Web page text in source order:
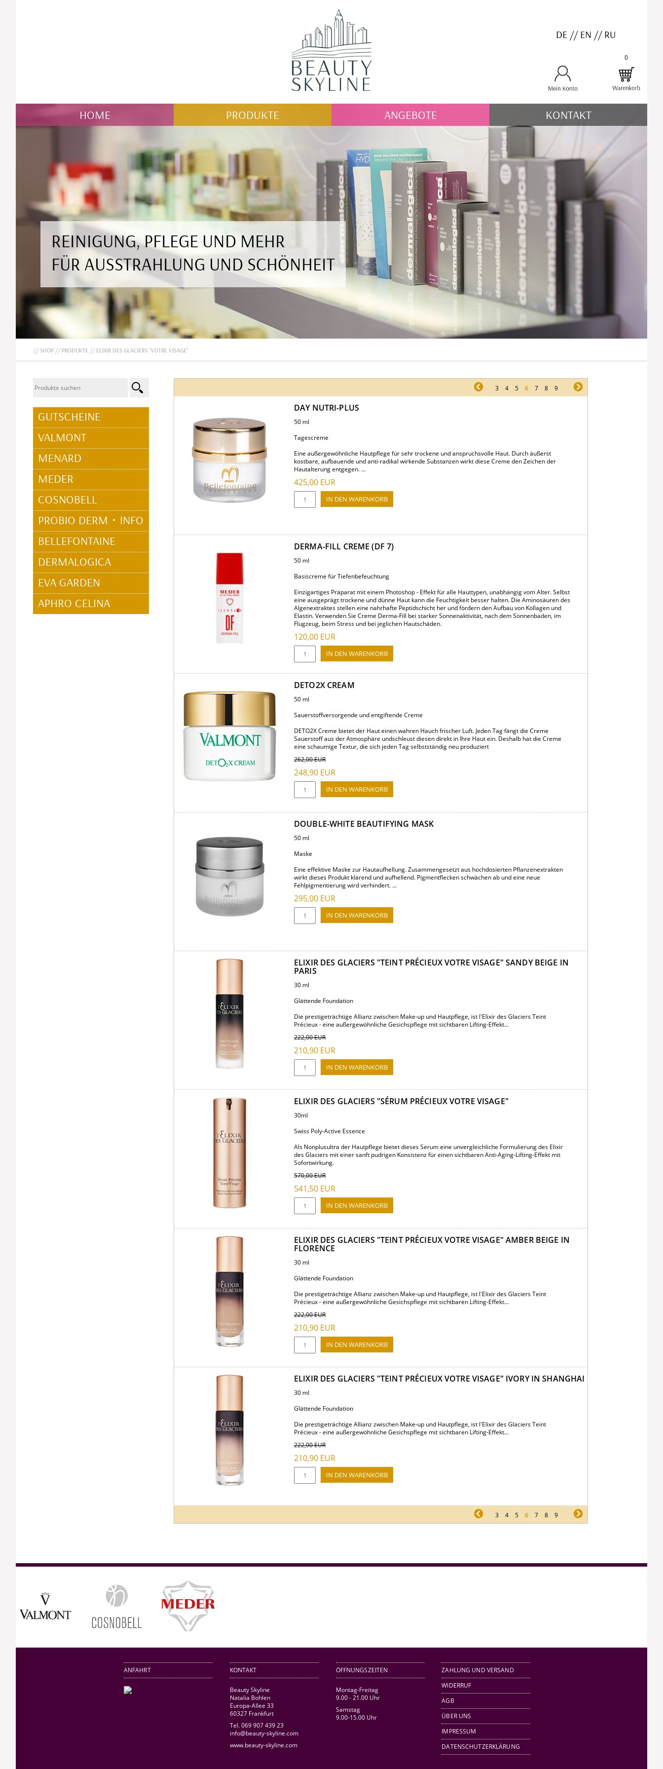
DE // EN // RU
0
HOME PRODUKTE ANGEBOTE KONTAKT
REINIGUNG, PFLEGE UND MEHR
FÜR AUSSTRAHLUNG UND SCHÖNHEIT
SHOP PRODUKTE ELIXIR DES GLACIERS "VOTRE VISAGE"
pr 3 4 5 6 7 8 9
DAY NUTRI-PLUS
50 ml
Tagescreme
Eine außergewöhnliche Hautpflege für sehr trockene und anspruchsvolle Haut. Durch äußerst
kostbare, aufbauende und anti-radikal wirkende Substanzen wirkt diese Creme den Zeichen der
Hautalterung entgegen. ...
425,00 EUR
DERMA-FILL CREME (DF 7)
50 ml
Basiscreme für Tiefenbefeuchtung
Einzigartiges Präparat mit einem Photoshop - Effekt für alle Hauttypen, unabhängig vom Alter. Selbst
eine ausgeprägt trockene und dünne Haut kann die Feuchtigkeit besser halten. Die Aminosäuren des
Algenextraktes stellen eine nahrhafte Peptidschicht her und fördern den Aufbau von Kollagen und
Elastin. Verwenden Sie Creme Derma-Fill bei starker Sonnenaktivität, nach dem Sonnenbaden, im
Flugzeug, beim Stress und bei jeglichen Hautschäden.
120,00 EUR
DETO2X CREAM
50 ml
Sauerstoffversorgende und entgiftende Creme
DETO2X Creme bietet der Haut einen wahren Hauch frischer Luft. Jeden Tag fängt die Creme
Sauerstoff aus der Atmosphäre undschleust diesen direkt in Ihre Haut ein. Deshalb hat die Creme
eine schaumige Textur, die sich jeden Tag selbstständig neu produziert
262,00EUR
248,90 EUR
DOUBLE-WHITE BEAUTIFYING MASK
50 ml
Maske
Eine effektive Maske zur Hautaufhellung. Zusammengesetzt aus hochdosierten Pflanzenextrakten
wirkt dieses Produkt klärend und aufhellend. Pigmentflecken schwächen ab und eine neue
Fehlpigmentierung wird verhindert. ...
295,00 EUR
ELIXIR DES GLACIERS "TEINT PRÉCIEUX VOTRE VISAGE" SANDY BEIGE IN
PARIS
30 ml
Glättende Foundation
Die prestigeträchtige Allianz zwischen Make-up und Hautpflege, ist l'Elixir des Glaciers Teint
Précieux - eine außergewöhnliche Gesichspflege mit sichtbaren Lifting-Effekt...
222,00EUR
210,90 EUR
ELIXIR DES GLACIERS "SÉRUM PRÉCIEUX VOTRE VISAGE"
30ml
Swiss Poly-Active Essence
Als Nonplusultra der Hautpflege bietet dieses Serum eine unvergleichliche Formulierung des Elixir
des Glaciers mit einer sanft pudrigen Konsistenz für einen sichtbaren Anti-Aging-Lifting-Effekt mit
Sofortwirkung.
570,00EUR
541,50 EUR
ELIXIR DES GLACIERS "TEINT PRÉCIEUX VOTRE VISAGE" AMBER BEIGE IN
FLORENCE
30 ml
Glättende Foundation
Die prestigeträchtige Allianz zwischen Make-up und Hautpflege, ist l'Elixir des Glaciers Teint
Précieux - eine außergewöhnliche Gesichspflege mit sichtbaren Lifting-Effekt...
222,00EUR
210,90 EUR
ELIXIR DES GLACIERS "TEINT PRÉCIEUX VOTRE VISAGE" IVORY IN SHANGHAI
30 ml
Glättende Foundation
Die prestigeträchtige Allianz zwischen Make-up und Hautpflege, ist l'Elixir des Glaciers Teint
Précieux - eine außergewöhnliche Gesichspflege mit sichtbaren Lifting-Effekt...
222,00EUR
210,90 EUR
pr 3 4 5 6 7 8 9
ÜBERSPRINGEN
GUTSCHEINE
VALMONT
MENARD
MEDER
COSNOBELL
PROBIO DERM・INFO
BELLEFONTAINE
DERMALOGICA
EVA GARDEN
APHRO CELINA
ANFAHRT KONTAKT
Beauty Skyline
Natalia Bohlen
Europa-Allee 33
60327 Frankfurt
Tel. 069 907 439 23
info@beauty-skyline.com
www.beauty-skyline.com
ÖFFNUNGSZEITEN
Montag-Freitag
9.00 - 21.00 Uhr
Samstag
9.00-15.00 Uhr
ZAHLUNG UND VERSAND
WIDERRUF
AGB
ÜBER UNS
IMPRESSUM
DATENSCHUTZERKLÄRUNG